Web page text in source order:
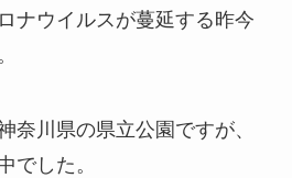
ナウイルスが蔓延する昨今
奈川県の県立公園ですが、
でした。